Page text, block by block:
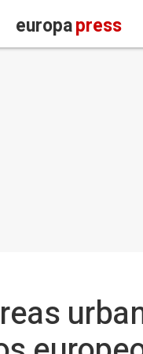
europapress